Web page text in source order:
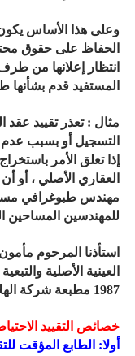
وعلى هذا الأساس
الحفاظ على حقوق
انتظار إعلانها من
المستفيد قدم بشأنها
مثال : تعذر تقييد عقد
التسجيل أو بسبب عدم
إذا تعلق الأمر
العقاري الأصلي ، أو
مهندس طبوغرافي
للمهندسين المساحين
استأذنا المرحوم
1987 مطبعة شركة الهلال العربية للطباعة والنشر الرباط ص
خصائص التقييد
أولا: الطابع المؤقت